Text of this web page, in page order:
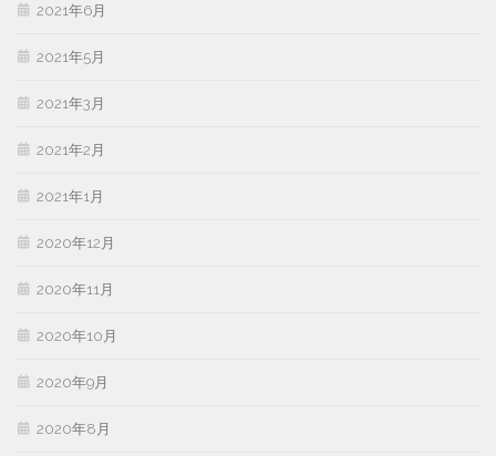
2021年6月
2021年5月
2021年3月
2021年2月
2021年1月
2020年12月
2020年11月
2020年10月
2020年9月
2020年8月